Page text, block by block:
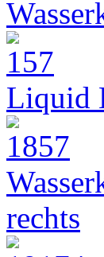
Liquid
rechts